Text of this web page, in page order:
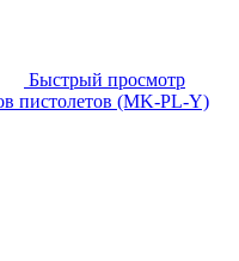
Быстрый просмотр
пистолетов (MK-PL-Y)